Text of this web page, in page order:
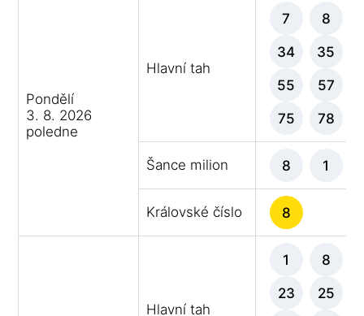
Pondělí
3. 8. 2026
poledne
Hlavní tah
7 8
34 35
55 57
75 78
Šance milion 8 1
Královské číslo 8
Hlavní tah
1 8
23 25